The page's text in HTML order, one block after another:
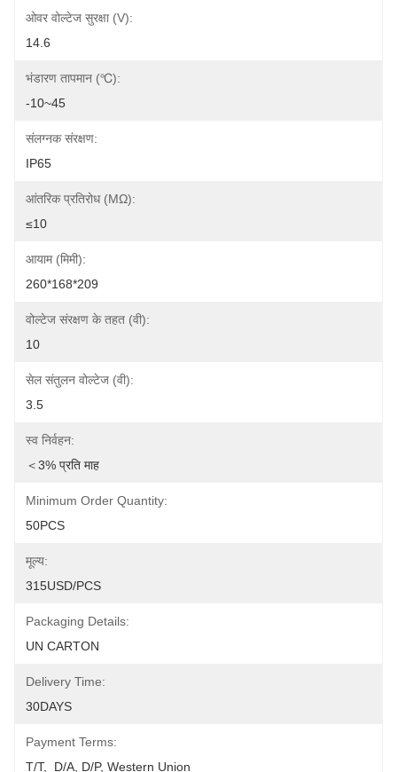
ओवर वोल्टेज सुरक्षा (V):
14.6
भंडारण तापमान (℃):
-10~45
संलग्नक संरक्षण:
IP65
आंतरिक प्रतिरोध (mΩ):
≤10
आयाम (मिमी):
260*168*209
वोल्टेज संरक्षण के तहत (वी):
10
सेल संतुलन वोल्टेज (वी):
3.5
स्व निर्वहन:
＜3% प्रति माह
Minimum Order Quantity:
50PCS
मूल्य:
315USD/PCS
Packaging Details:
UN CARTON
Delivery Time:
30DAYS
Payment Terms:
T/T,  D/A, D/P, Western Union